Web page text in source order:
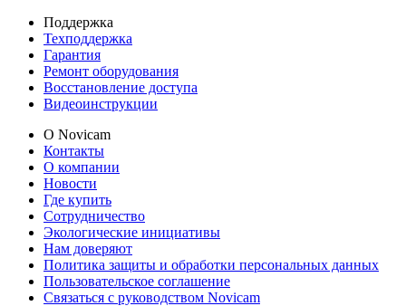
Поддержка
Техподдержка
Гарантия
Ремонт оборудования
Восстановление доступа
Видеоинструкции
О Novicam
Контакты
О компании
Новости
Где купить
Сотрудничество
Экологические инициативы
Нам доверяют
Политика защиты и обработки персональных данных
Пользовательское соглашение
Связаться с руководством Novicam